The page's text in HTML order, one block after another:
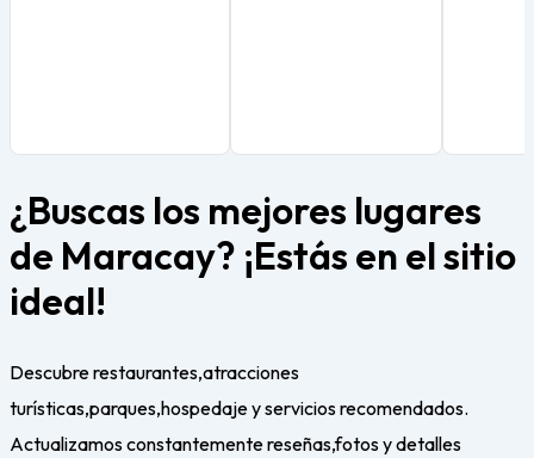
¿Buscas los mejores lugares
de Maracay? ¡Estás en el sitio
ideal!
Descubre restaurantes,atracciones
turísticas,parques,hospedaje y servicios recomendados.
Actualizamos constantemente reseñas,fotos y detalles